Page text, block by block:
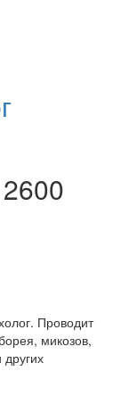
Проводит
микозов,